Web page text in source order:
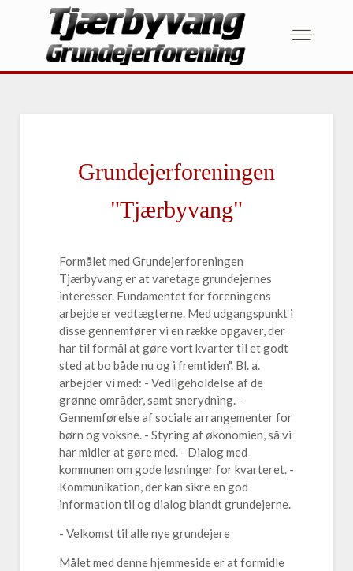
Grundejerforeningen
"Tjærbyvang"
Formålet med Grundejerforeningen
Tjærbyvang er at varetage grundejernes
interesser. Fundamentet for foreningens
arbejde er vedtægterne. Med udgangspunkt i
disse gennemfører vi en række opgaver, der
har til formål at gøre vort kvarter til et godt
sted at bo både nu og i fremtiden". Bl. a.
arbejder vi med: - Vedligeholdelse af de
grønne områder, samt snerydning. -
Gennemførelse af sociale arrangementer for
børn og voksne. - Styring af økonomien, så vi
har midler at gøre med. - Dialog med
kommunen om gode løsninger for kvarteret. -
Kommunikation, der kan sikre en god
information til og dialog blandt grundejerne.
- Velkomst til alle nye grundejere
Målet med denne hjemmeside er at formidle